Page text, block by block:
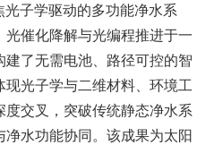
光子学驱动的多功能净水系
催化降解与光编程推进于一
了无需电池、路径可控的智
光子学与二维材料、环境工
交叉，突破传统静态净水系
水功能协同。该成果为太阳